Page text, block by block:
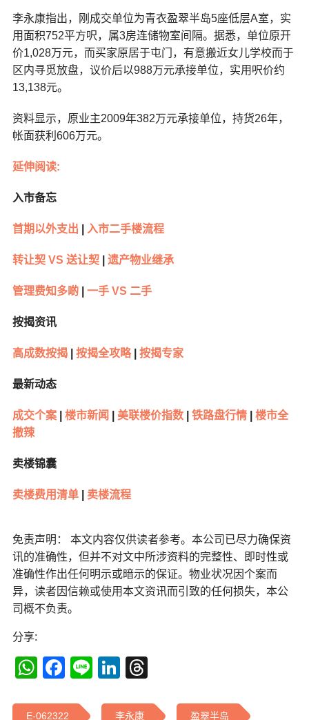
李永康指出，刚成交单位为青衣盈翠半岛5座低层A室，实
用面积752平方呎，属3房连储物室间隔。据悉，单位原开
价1,028万元，而买家原居于屯门，有意搬近女儿学校而于
区内寻觅放盘，议价后以988万元承接单位，实用呎价约
13,138元。
资料显示，原业主2009年382万元承接单位，持货26年，
帐面获利606万元。
延伸阅读:
入市备忘
首期以外支出 入市二手楼流程
转让契 VS 送让契| 遗产物业继承
管理费知多啲| 一手 VS 二手
按揭资讯
高成数按揭| 按揭全攻略| 按揭专家
最新动态
成交个案| 楼市新闻 美联楼价指数| 铁路盘行情|
楼市全
撤辣
卖楼锦囊
卖楼费用清单| 卖楼流程
免责声明： 本文内容仅供读者参考。本公司已尽力确保资
讯的准确性，但并不对文中所涉资料的完整性、即时性或
准确性作出任何明示或暗示的保证。物业状况因个案而
异，读者因信赖或使用本文资讯而引致的任何损失，本公
司概不负责。
分享:
WhatsApp
Facebook
LineLinkedIn
E-062322 李永康 盈翠半岛